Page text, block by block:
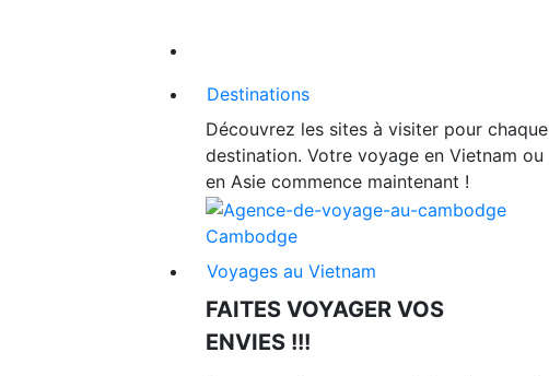
Destinations
Découvrez les sites à visiter pour chaque
destination. Votre voyage en Vietnam ou
en Asie commence maintenant !
Cambodge
Voyages au Vietnam
FAITES VOYAGER VOS
ENVIES !!!